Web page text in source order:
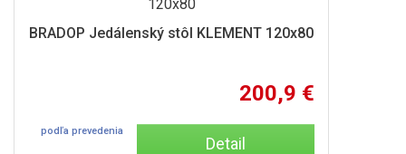
BRADOP Jedálenský stôl KLEMENT 120x80
200,9 €
podľa prevedenia
Detail